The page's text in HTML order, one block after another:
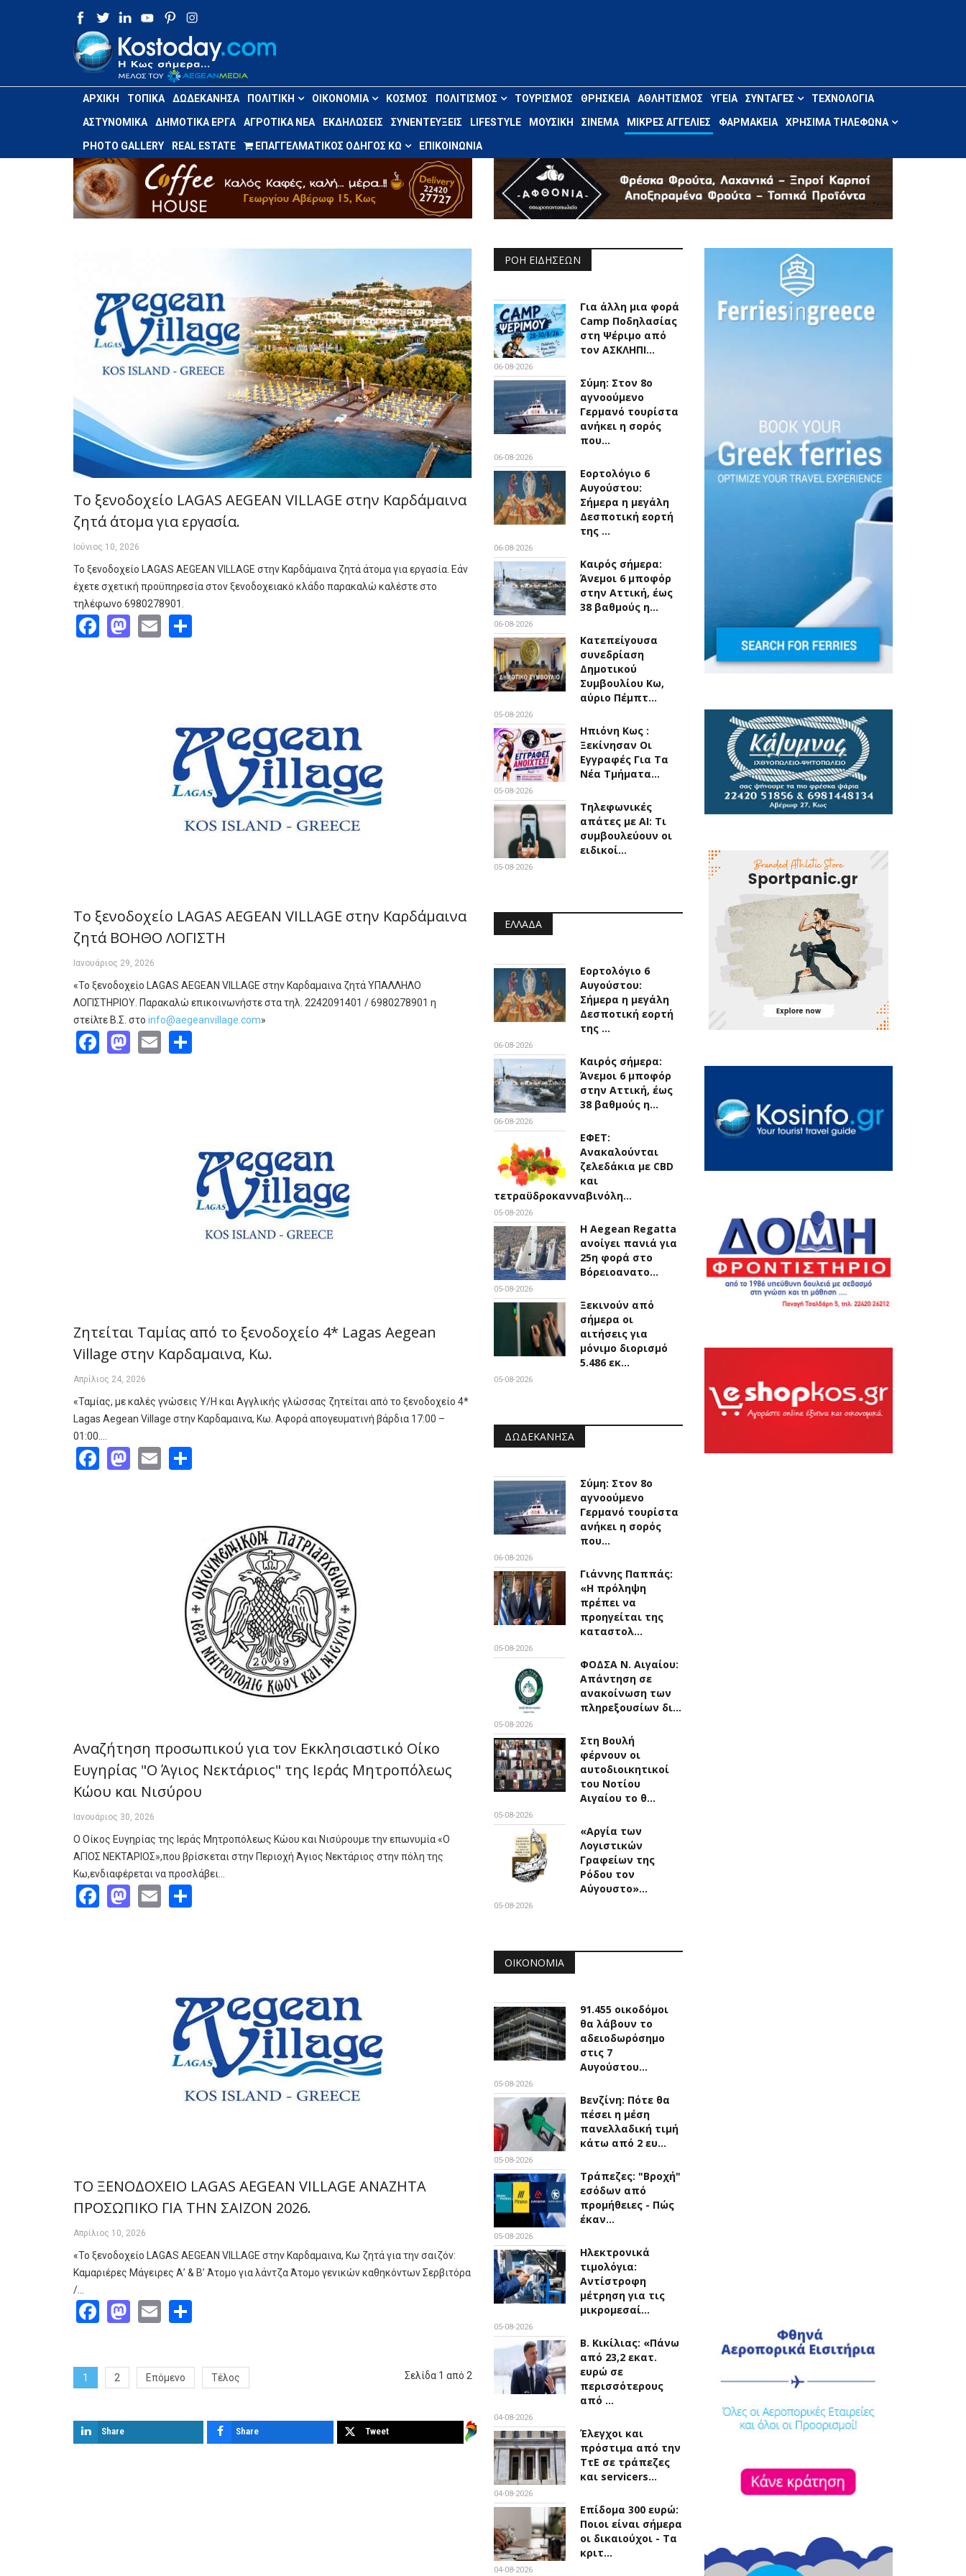
ΑΡΧΙΚΉ ΤΟΠΙΚΆ ΔΩΔΕΚΆΝΗΣΑ ΠΟΛΙΤΙΚΉ ΟΙΚΟΝΟΜΊΑ ΚΌΣΜΟΣ ΠΟΛΙΤΙΣΜΌΣ ΤΟΥΡΙΣΜΌΣ ΘΡΗΣΚΕΊΑ ΑΘΛΗΤΙΣΜΌΣ ΥΓΕΊΑ ΣΥΝΤΑΓΈΣ ΤΕΧΝΟΛΟΓΊΑ
ΑΣΤΥΝΟΜΙΚΆ ΔΗΜΟΤΙΚΆ ΈΡΓΑ ΑΓΡΟΤΙΚΆ ΝΈΑ ΕΚΔΗΛΏΣΕΙΣ ΣΥΝΕΝΤΕΎΞΕΙΣ LIFESTYLE ΜΟΥΣΙΚΉ ΣΙΝΕΜΆ ΜΙΚΡΈΣ ΑΓΓΕΛΊΕΣ ΦΑΡΜΑΚΕΊΑ ΧΡΉΣΙΜΑ ΤΗΛΈΦΩΝΑ
PHOTO GALLERY REAL ESTATE ΕΠΑΓΓΕΛΜΑΤΙΚΌΣ ΟΔΗΓΌΣ ΚΩ ΕΠΙΚΟΙΝΩΝΊΑ
Το ξενοδοχείο LAGAS AEGEAN VILLAGE στην Καρδάμαινα
ζητά άτομα για εργασία.
Ιούνιος 10, 2026
Το ξενοδοχείο LAGAS AEGEAN VILLAGE στην Καρδάμαινα ζητά άτομα για εργασία. Εάν
έχετε σχετική προϋπηρεσία στον ξενοδοχειακό κλάδο παρακαλώ καλέστε στο
τηλέφωνο 6980278901.
Facebook
Mastodon
Email
Το ξενοδοχείο LAGAS AEGEAN VILLAGE στην Καρδάμαινα
ζητά ΒΟΗΘΟ ΛΟΓΙΣΤΗ
Ιανουάριος 29, 2026
«Το ξενοδοχείο LAGAS AEGEAN VILLAGE στην Καρδαμαινα ζητά ΥΠΑΛΛΗΛΟ
ΛΟΓΙΣΤΗΡΙΟΥ. Παρακαλώ επικοινωνήστε στα τηλ. 2242091401 / 6980278901 η
στείλτε Β.Σ. στο info@aegeanvillage.com»
Facebook
Mastodon
Email
Ζητείται Ταμίας από το ξενοδοχείο 4* Lagas Aegean
Village στην Καρδαμαινα, Κω.
Απρίλιος 24, 2026
«Ταμίας, με καλές γνώσεις Υ/Η και Αγγλικής γλώσσας ζητείται από το ξενοδοχείο 4*
Lagas Aegean Village στην Καρδαμαινα, Κω. Αφορά απογευματινή βάρδια 17:00 –
01:00.…
Facebook
Mastodon
Email
Αναζήτηση προσωπικού για τον Εκκλησιαστικό Οίκο
Ευγηρίας "Ο Άγιος Νεκτάριος" της Ιεράς Μητροπόλεως
Κώου και Νισύρου
Ιανουάριος 30, 2026
Ο Οίκος Ευγηρίας της Ιεράς Μητροπόλεως Κώου και Νισύρουμε την επωνυμία «Ο
ΑΓΙΟΣ ΝΕΚΤΑΡΙΟΣ»,που βρίσκεται στην Περιοχή Άγιος Νεκτάριος στην πόλη της
Κω,ενδιαφέρεται να προσλάβει…
Facebook
Mastodon
Email
ΤΟ ΞΕΝΟΔΟΧΕΙΟ LAGAS AEGEAN VILLAGE ΑΝΑΖΗΤΑ
ΠΡΟΣΩΠΙΚΟ ΓΙΑ ΤΗΝ ΣΑΙΖΟΝ 2026.
Απρίλιος 10, 2026
«Το ξενοδοχείο LAGAS AEGEAN VILLAGE στην Καρδαμαινα, Κω ζητά για την σαιζόν:
Καμαριέρες Μάγειρες Α’ & Β’ Άτομο για λάντζα Άτομο γενικών καθηκόντων Σερβιτόρα
/…
Facebook
Mastodon
Email
1 2 Επόμενο Τέλος Σελίδα 1 από 2
Share Share Tweet
ΡΟΉ ΕΙΔΉΣΕΩΝ
Για άλλη μια φορά
Camp Ποδηλασίας
στη Ψέριμο από
τον ΑΣΚΛΗΠΙ…
06-08-2026
Σύμη: Στον 8ο
αγνοούμενο
Γερμανό τουρίστα
ανήκει η σορός
που…
06-08-2026
Εορτολόγιο 6
Αυγούστου:
Σήμερα η μεγάλη
Δεσποτική εορτή
της …
06-08-2026
Καιρός σήμερα:
Άνεμοι 6 μποφόρ
στην Αττική, έως
38 βαθμούς η…
06-08-2026
Κατεπείγουσα
συνεδρίαση
Δημοτικού
Συμβουλίου Κω,
αύριο Πέμπτ…
05-08-2026
Ηπιόνη Κως :
Ξεκίνησαν Οι
Εγγραφές Για Τα
Νέα Τμήματα…
05-08-2026
Τηλεφωνικές
απάτες με ΑΙ: Τι
συμβουλεύουν οι
ειδικοί…
05-08-2026
ΕΛΛΆΔΑ
Εορτολόγιο 6
Αυγούστου:
Σήμερα η μεγάλη
Δεσποτική εορτή
της …
06-08-2026
Καιρός σήμερα:
Άνεμοι 6 μποφόρ
στην Αττική, έως
38 βαθμούς η…
06-08-2026
ΕΦΕΤ:
Ανακαλούνται
ζελεδάκια με CBD
και
τετραϋδροκανναβινόλη…
05-08-2026
Η Aegean Regatta
ανοίγει πανιά για
25η φορά στο
Βόρειοανατο…
05-08-2026
Ξεκινούν από
σήμερα οι
αιτήσεις για
μόνιμο διορισμό
5.486 εκ…
05-08-2026
ΔΩΔΕΚΆΝΗΣΑ
Σύμη: Στον 8ο
αγνοούμενο
Γερμανό τουρίστα
ανήκει η σορός
που…
06-08-2026
Γιάννης Παππάς:
«Η πρόληψη
πρέπει να
προηγείται της
καταστολ…
05-08-2026
ΦΟΔΣΑ Ν. Αιγαίου:
Απάντηση σε
ανακοίνωση των
πληρεξουσίων δι…
05-08-2026
Στη Βουλή
φέρνουν οι
αυτοδιοικητικοί
του Νοτίου
Αιγαίου το θ…
05-08-2026
«Αργία των
Λογιστικών
Γραφείων της
Ρόδου τον
Αύγουστο»…
05-08-2026
ΟΙΚΟΝΟΜΊΑ
91.455 οικοδόμοι
θα λάβουν το
αδειοδωρόσημο
στις 7
Αυγούστου…
05-08-2026
Βενζίνη: Πότε θα
πέσει η μέση
πανελλαδική τιμή
κάτω από 2 ευ…
05-08-2026
Τράπεζες: "Βροχή"
εσόδων από
προμήθειες - Πώς
έκαν…
05-08-2026
Ηλεκτρονικά
τιμολόγια:
Αντίστροφη
μέτρηση για τις
μικρομεσαί…
05-08-2026
Β. Κικίλιας: «Πάνω
από 23,2 εκατ.
ευρώ σε
περισσότερους
από …
04-08-2026
Έλεγχοι και
πρόστιμα από την
ΤτΕ σε τράπεζες
και servicers…
04-08-2026
Επίδομα 300 ευρώ:
Ποιοι είναι σήμερα
οι δικαιούχοι - Τα
κριτ…
04-08-2026